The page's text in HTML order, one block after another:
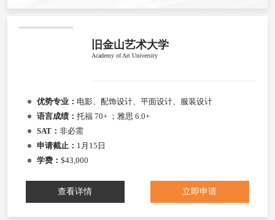
旧金山艺术大学
Academy of Art University
优势专业： 电影、配饰设计、平面设计、服装设计
语言成绩： 托福 70+ ；雅思 6.0+
SAT： 非必需
申请截止： 1月15日
学费： $43,000
查看详情 立即申请